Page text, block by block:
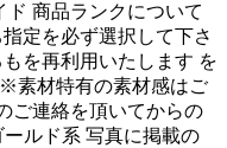
商品ランクについて
定を必ず選択して下さ
を再利用いたします を
素材特有の素材感はご
ご連絡を頂いてからの
ルド系 写真に掲載の